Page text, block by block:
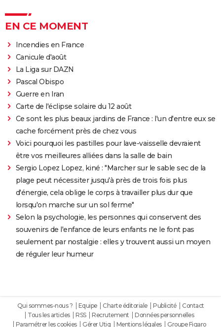
EN CE MOMENT
Incendies en France
Canicule d'août
La Liga sur DAZN
Pascal Obispo
Guerre en Iran
Carte de l'éclipse solaire du 12 août
Ce sont les plus beaux jardins de France : l'un d'entre eux se
cache forcément près de chez vous
Voici pourquoi les pastilles pour lave-vaisselle devraient
être vos meilleures alliées dans la salle de bain
Sergio Lopez Lopez, kiné : "Marcher sur le sable sec de la
plage peut nécessiter jusqu'à près de trois fois plus
d'énergie, cela oblige le corps à travailler plus dur que
lorsqu'on marche sur un sol ferme"
Selon la psychologie, les personnes qui conservent des
souvenirs de l'enfance de leurs enfants ne le font pas
seulement par nostalgie : elles y trouvent aussi un moyen
de réguler leur humeur
Qui sommes-nous ? Equipe Charte éditoriale Publicité
Contact
Tous les articles
RSS Recrutement
Données personnelles
Paramétrer les cookies
Gérer Utiq Mentions légales Groupe Figaro